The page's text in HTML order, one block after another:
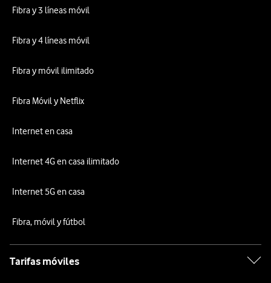
Fibra y 3 líneas móvil
Fibra y 4 líneas móvil
Fibra y móvil ilimitado
Fibra Móvil y Netflix
Internet en casa
Internet 4G en casa ilimitado
Internet 5G en casa
Fibra, móvil y fútbol
Tarifas móviles